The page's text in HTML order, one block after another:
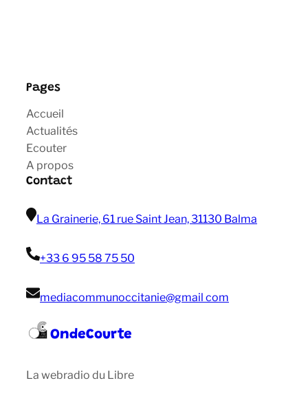
Pages
Accueil
Actualités
Ecouter
A propos
Contact
La Grainerie, 61 rue Saint Jean, 31130 Balma
+33 6 95 58 75 50
mediacommunoccitanie@gmail com
OndeCourte
La webradio du Libre